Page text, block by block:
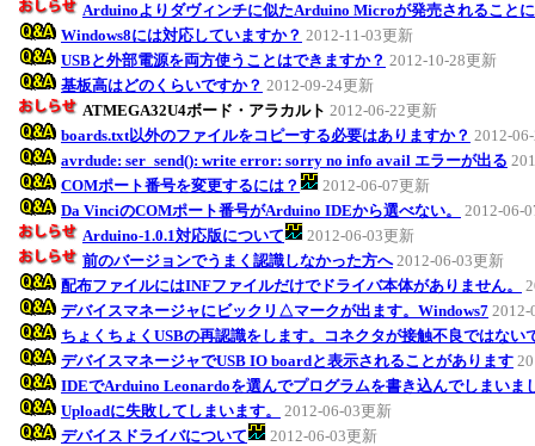
Arduinoよりダヴィンチに似たArduino Microが発売されること
Windows8には対応していますか？ 2012-11-03更新
USBと外部電源を両方使うことはできますか？ 2012-10-28更新
基板高はどのくらいですか？ 2012-09-24更新
ATMEGA32U4ボード・アラカルト 2012-06-22更新
boards.txt以外のファイルをコピーする必要はありますか？ 2012-
avrdude: ser_send(): write error: sorry no info avail エラーが出る
COMポート番号を変更するには？
2012-06-07更新
Da VinciのCOMポート番号がArduino IDEから選べない。
2012-06-
Arduino-1.0.1対応版について
2012-06-03更新
前のバージョンでうまく認識しなかった方へ 2012-06-03更新
配布ファイルにはINFファイルだけでドライバ本体がありません。
デバイスマネージャにビックリ△マークが出ます。Windows7 2012-
ちょくちょくUSBの再認識をします。コネクタが接触不良ではない
デバイスマネージャでUSB IO boardと表示されることがあります
IDEでArduino Leonardoを選んでプログラムを書き込んでしまいま
Uploadに失敗してしまいます。
2012-06-03更新
デバイスドライバについて
2012-06-03更新